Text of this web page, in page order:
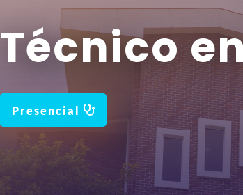
Técnico
Presencial